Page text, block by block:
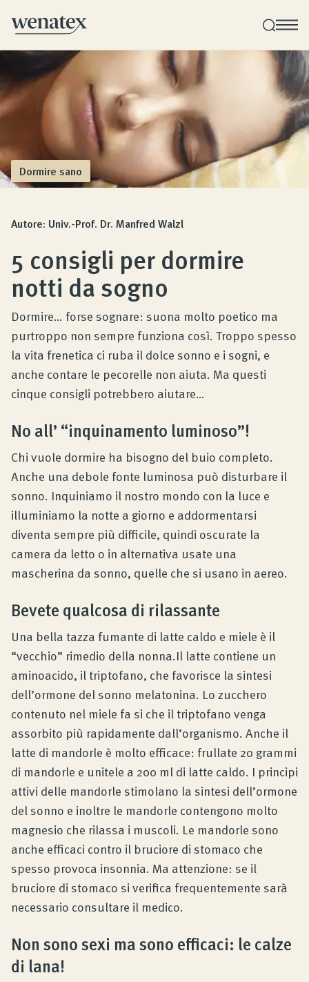
Consulenza sul sonno Wenatex
Consulenza sui prodotti personale a domicilio o
Prodotti
Qualità e Garanzia
Opinioni dei clienti
Consulenza prodotto
Azienda
Contatto
Rivista
Dormire sano
Autore: Univ.-Prof. Dr. Manfred Walzl
5 consigli per dormire
notti da sogno
Dormire… forse sognare: suona molto poetico ma
purtroppo non sempre funziona così. Troppo spesso
la vita frenetica ci ruba il dolce sonno e i sogni, e
anche contare le pecorelle non aiuta. Ma questi
cinque consigli potrebbero aiutare…
No all’ “inquinamento luminoso”!
Chi vuole dormire ha bisogno del buio completo.
Anche una debole fonte luminosa può disturbare il
sonno. Inquiniamo il nostro mondo con la luce e
illuminiamo la notte a giorno e addormentarsi
diventa sempre più difficile, quindi oscurate la
camera da letto o in alternativa usate una
mascherina da sonno, quelle che si usano in aereo.
Bevete qualcosa di rilassante
Una bella tazza fumante di latte caldo e miele è il
“vecchio” rimedio della nonna.Il latte contiene un
aminoacido, il triptofano, che favorisce la sintesi
dell’ormone del sonno melatonina. Lo zucchero
contenuto nel miele fa si che il triptofano venga
assorbito più rapidamente dall’organismo. Anche il
latte di mandorle è molto efficace: frullate 20 grammi
di mandorle e unitele a 200 ml di latte caldo. I principi
attivi delle mandorle stimolano la sintesi dell’ormone
del sonno e inoltre le mandorle contengono molto
magnesio che rilassa i muscoli. Le mandorle sono
anche efficaci contro il bruciore di stomaco che
spesso provoca insonnia. Ma attenzione: se il
bruciore di stomaco si verifica frequentemente sarà
necessario consultare il medico.
Non sono sexi ma sono efficaci: le calze
di lana!